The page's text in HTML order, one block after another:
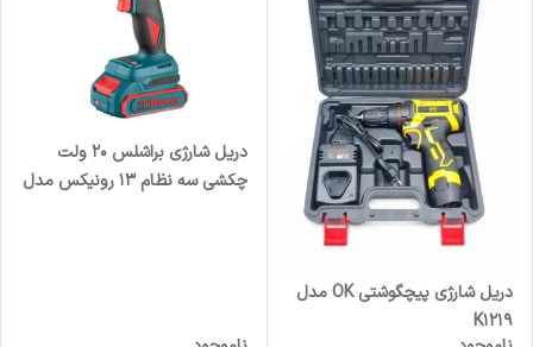
دریل شارژی پیچگوشتی OK مدل
K1219
دریل شارژی براشلس ۲۰ ولت
چکشی سه نظام ۱۳ رونیکس مدل